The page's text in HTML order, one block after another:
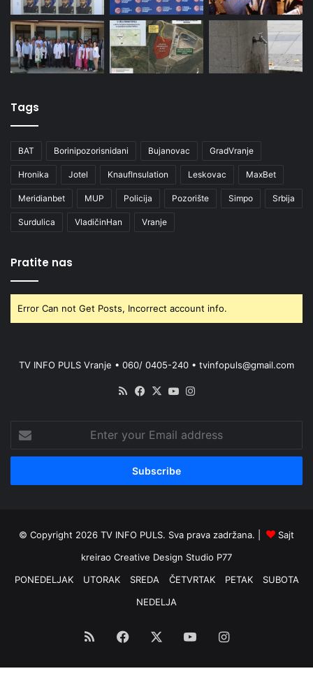
Tags
BAT Borinipozorisnidani Bujanovac GradVranje
Hronika Jotel KnaufInsulation Leskovac MaxBet
Meridianbet MUP Policija Pozorište Simpo Srbija
Surdulica VladičinHan Vranje
Pratite nas
Error Can not Get Posts, Incorrect account info.
TV INFO PULS Vranje • 060/ 0405-240 • tvinfopuls@gmail.com
RSS Facebook
X YouTube
your
Email
© Copyright 2026 TV INFO PULS. Sva prava zadržana. |
Sajt
kreirao Creative Design Studio P77
PONEDELJAK
UTORAK SREDA ČETVRTAK PETAK
SUBOTA
NEDELJA
RSS Facebook YouTubeInstagram